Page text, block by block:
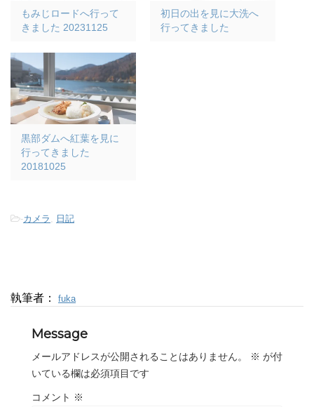
もみじロードへ行って
きました 20231125
初日の出を見に大洗へ
行ってきました
黒部ダムへ紅葉を見に
行ってきました
20181025
-カメラ , 日記
執筆者： fuka
Message
メールアドレスが公開されることはありません。 ※ が付
いている欄は必須項目です
コメント ※